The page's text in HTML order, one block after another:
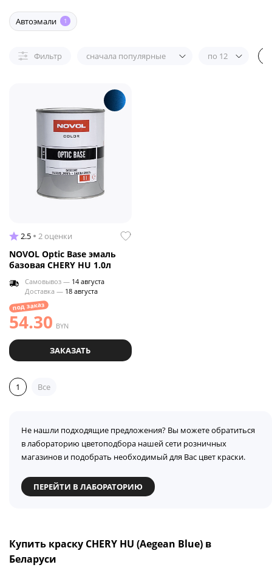
Автоэмали 1
Фильтр сначала популярные по 12
2.5 2 оценки
NOVOL Optic Base эмаль
базовая CHERY HU 1.0л
Самовывоз — 14 августа
Доставка — 18 августа
под заказ
54.30 BYN
ЗАКАЗАТЬ
1 Все
Не нашли подходящие предложения? Вы можете обратиться
в лабораторию цветоподбора нашей сети розничных
магазинов и подобрать необходимый для Вас цвет краски.
ПЕРЕЙТИ В ЛАБОРАТОРИЮ
Купить краску CHERY HU (Aegean Blue) в
Беларуси